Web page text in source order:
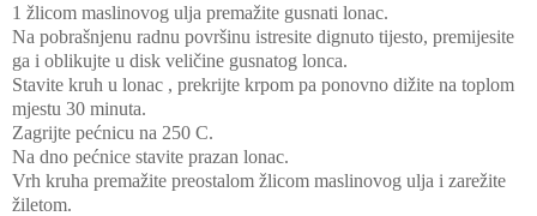
1 žlicom maslinovog ulja premažite gusnati lonac.
Na pobrašnjenu radnu površinu istresite dignuto tijesto, premijesite
ga i oblikujte u disk veličine gusnatog lonca.
Stavite kruh u lonac , prekrijte krpom pa ponovno dižite na toplom
mjestu 30 minuta.
Zagrijte pećnicu na 250 C.
Na dno pećnice stavite prazan lonac.
Vrh kruha premažite preostalom žlicom maslinovog ulja i zarežite
žiletom.